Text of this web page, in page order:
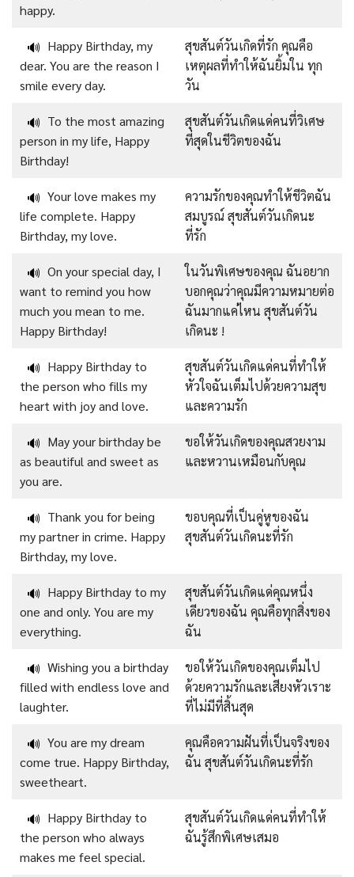
happy.
🔊 Happy Birthday, my
dear. You are the reason I
smile every day.
สุขสันต์วันเกิดที่รัก คุณคือ
เหตุผลที่ทำให้ฉันยิ้มใน ทุก
วัน
🔊 To the most amazing
person in my life, Happy
Birthday!
สุขสันต์วันเกิดแด่คนที่วิเศษ
ที่สุดในชีวิตของฉัน
🔊 Your love makes my
life complete. Happy
Birthday, my love.
ความรักของคุณทำให้ชีวิตฉัน
สมบูรณ์ สุขสันต์วันเกิดนะ
ที่รัก
🔊 On your special day, I
want to remind you how
much you mean to me.
Happy Birthday!
ในวันพิเศษของคุณ ฉันอยาก
บอกคุณว่าคุณมีความหมายต่อ
ฉันมากแค่ไหน สุขสันต์วัน
เกิดนะ !
🔊 Happy Birthday to
the person who fills my
heart with joy and love.
สุขสันต์วันเกิดแด่คนที่ทำให้
หัวใจฉันเต็มไปด้วยความสุข
และความรัก
🔊 May your birthday be
as beautiful and sweet as
you are.
ขอให้วันเกิดของคุณสวยงาม
และหวานเหมือนกับคุณ
🔊 Thank you for being
my partner in crime. Happy
Birthday, my love.
ขอบคุณที่เป็นคู่หูของฉัน
สุขสันต์วันเกิดนะที่รัก
🔊 Happy Birthday to my
one and only. You are my
everything.
สุขสันต์วันเกิดแด่คุณหนึ่ง
เดียวของฉัน คุณคือทุกสิ่งของ
ฉัน
🔊 Wishing you a birthday
filled with endless love and
laughter.
ขอให้วันเกิดของคุณเต็มไป
ด้วยความรักและเสียงหัวเราะ
ที่ไม่มีที่สิ้นสุด
🔊 You are my dream
come true. Happy Birthday,
sweetheart.
คุณคือความฝันที่เป็นจริงของ
ฉัน สุขสันต์วันเกิดนะที่รัก
🔊 Happy Birthday to
the person who always
makes me feel special.
สุขสันต์วันเกิดแด่คนที่ทำให้
ฉันรู้สึกพิเศษเสมอ